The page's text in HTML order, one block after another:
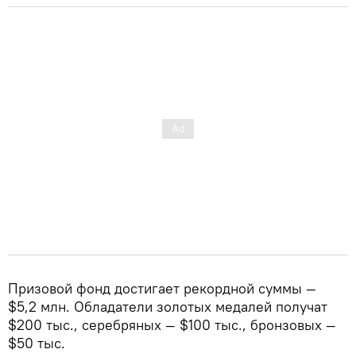
Призовой фонд достигает рекордной суммы —
$5,2 млн. Обладатели золотых медалей получат
$200 тыс., серебряных — $100 тыс., бронзовых —
$50 тыс.